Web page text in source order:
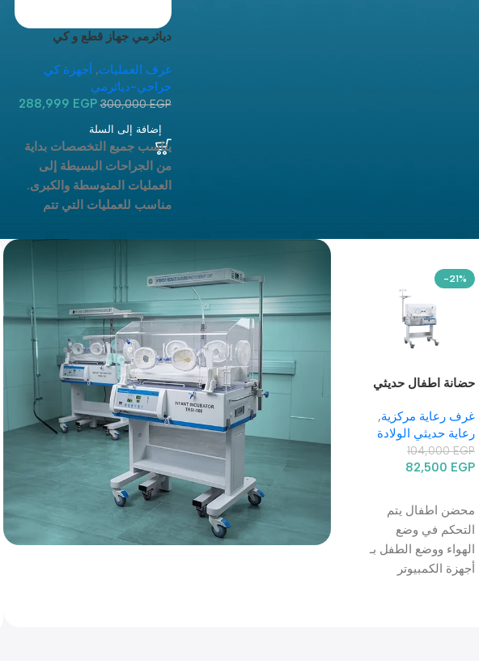
دياثرمي جهاز قطع و كي
400 وات 400
غرف العمليات, أجهزة كي
جراحي-دياثرمي
300,000EGP
288,999 EGP
إضافة إلى السلة
يناسب جميع التخصصات بداية
من الجراحات البسيطة إلى
العمليات المتوسطة والكبرى.
مناسب للعمليات التي تتم
لإجراء جراحة "مونوبولار" و"باى
بولار" في آن واحد في مجالات
التطبيق التي تتطلب دقة
وموثوقية عالية.
-21%
حضانة اطفال حديثي
غرف رعاية مركزية,
رعاية حديثي الولادة
104,000EGP
82,500 EGP
محضن اطفال يتم
التحكم في وضع
الهواء ووضع الطفل بـ
أجهزة الكمبيوتر